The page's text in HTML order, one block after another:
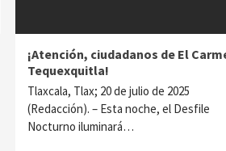
¡Atención, ciudadanos de El
Tequexquitla!
Tlaxcala, Tlax; 20 de julio de 2025
(Redacción). – Esta noche, el Desfile
Nocturno iluminará…